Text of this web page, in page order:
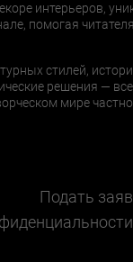
интерьеров,
помогая
стилей,
решения —
мире
Подать